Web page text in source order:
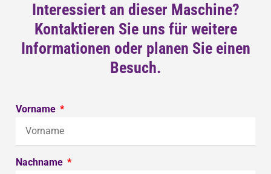
Interessiert an dieser Maschine?
Kontaktieren Sie uns für weitere
Informationen oder planen Sie einen
Besuch.
Vorname
Nachname